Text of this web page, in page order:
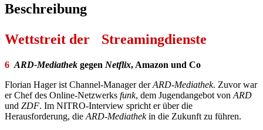
Beschreibung
Wettstreit der Streamingdienste
6 ARD-Mediathek gegen Netflix, Amazon und Co
Florian Hager ist Channel-Manager derARD-Mediathek. Zuvor war
er Chef des Online-Netzwerks funk, dem Jugendangebot von ARD
und ZDF. Im NITRO-Interview spricht er über die
Herausforderung, die ARD-Mediathekin die Zukunft zu führen.